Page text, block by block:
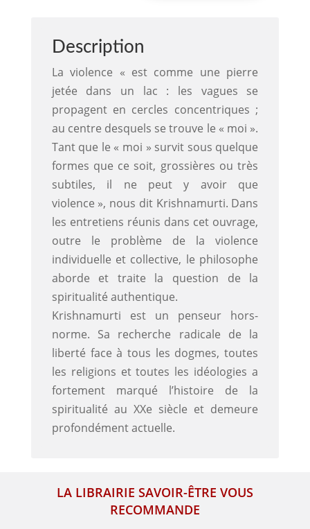
Description
La violence « est comme une pierre
jetée dans un lac : les vagues se
propagent en cercles concentriques ;
au centre desquels se trouve le « moi ».
Tant que le « moi » survit sous quelque
formes que ce soit, grossières ou très
subtiles, il ne peut y avoir que
violence », nous dit Krishnamurti. Dans
les entretiens réunis dans cet ouvrage,
outre le problème de la violence
individuelle et collective, le philosophe
aborde et traite la question de la
spiritualité authentique.
Krishnamurti est un penseur hors-
norme. Sa recherche radicale de la
liberté face à tous les dogmes, toutes
les religions et toutes les idéologies a
fortement marqué l’histoire de la
spiritualité au XXe siècle et demeure
profondément actuelle.
LA LIBRAIRIE SAVOIR-ÊTRE VOUS
RECOMMANDE